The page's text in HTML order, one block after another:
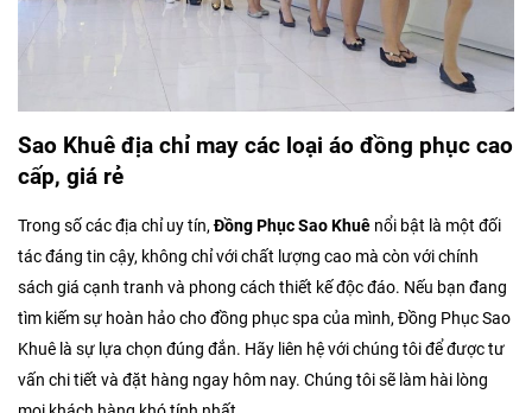
Sao Khuê địa chỉ may các loại áo đồng phục cao
cấp, giá rẻ
Trong số các địa chỉ uy tín,Đồng Phục Sao Khuê nổi bật là một đối
tác đáng tin cậy, không chỉ với chất lượng cao mà còn với chính
sách giá cạnh tranh và phong cách thiết kế độc đáo. Nếu bạn đang
tìm kiếm sự hoàn hảo cho đồng phục spa của mình, Đồng Phục Sao
Khuê là sự lựa chọn đúng đắn. Hãy liên hệ với chúng tôi để được tư
vấn chi tiết và đặt hàng ngay hôm nay. Chúng tôi sẽ làm hài lòng